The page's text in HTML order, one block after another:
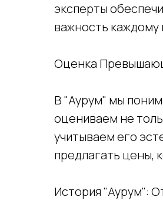
эксперты
важность каждому
Оценка
В "Аурум" мы
оцениваем не
учитываем его
предлагать цены,
История "Аурум":